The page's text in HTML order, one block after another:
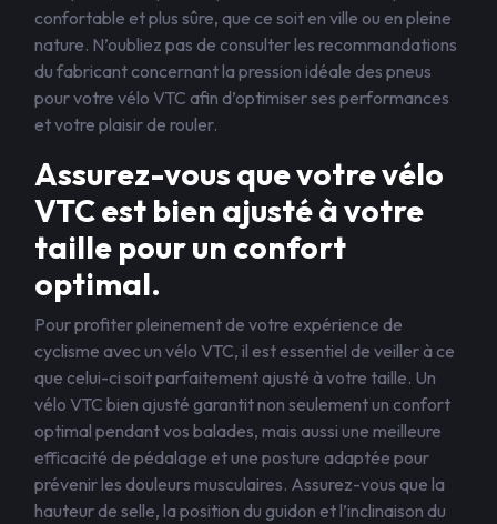
confortable et plus sûre, que ce soit en ville ou en pleine
nature. N’oubliez pas de consulter les recommandations
du fabricant concernant la pression idéale des pneus
pour votre vélo VTC afin d’optimiser ses performances
et votre plaisir de rouler.
Assurez-vous que votre vélo
VTC est bien ajusté à votre
taille pour un confort
optimal.
Pour profiter pleinement de votre expérience de
cyclisme avec un vélo VTC, il est essentiel de veiller à ce
que celui-ci soit parfaitement ajusté à votre taille. Un
vélo VTC bien ajusté garantit non seulement un confort
optimal pendant vos balades, mais aussi une meilleure
efficacité de pédalage et une posture adaptée pour
prévenir les douleurs musculaires. Assurez-vous que la
hauteur de selle, la position du guidon et l’inclinaison du